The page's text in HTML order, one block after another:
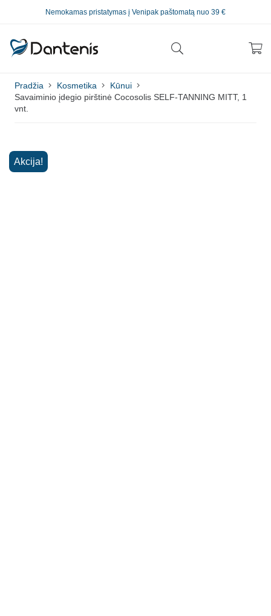
Nemokamas pristatymas į Venipak paštomatą nuo 39 €
Pradžia Kosmetika
Kūnui
Savaiminio įdegio pirštinė Cocosolis SELF-TANNING MITT, 1
vnt.
Akcija!